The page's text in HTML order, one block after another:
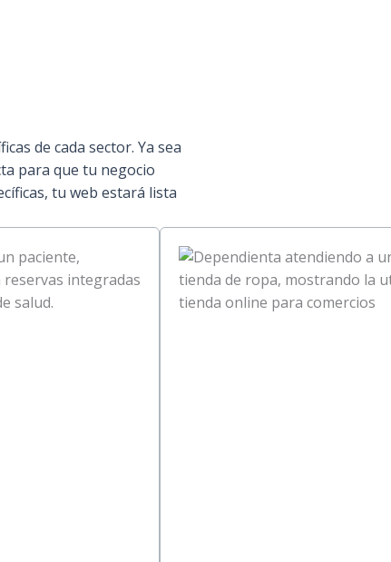
de cada sector. Ya sea
para que tu negocio
tu web estará lista